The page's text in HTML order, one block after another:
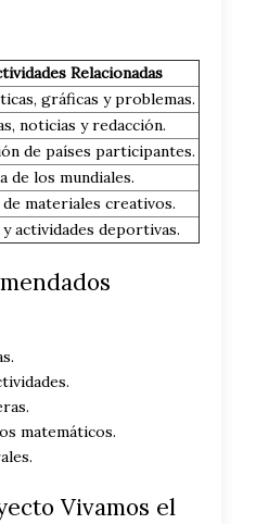
Relacionadas
gráficas y problemas.
noticias y redacción.
de países participantes.
de los mundiales.
materiales creativos.
actividades deportivas.
matemáticos.
Vivamos el